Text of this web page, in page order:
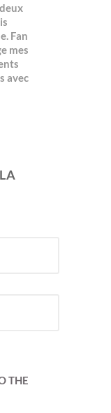
Fan
mes
avec
THE